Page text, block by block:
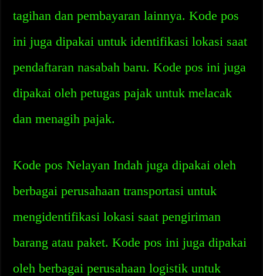
tagihan dan pembayaran lainnya. Kode pos
ini juga dipakai untuk identifikasi lokasi saat
pendaftaran nasabah baru. Kode pos ini juga
dipakai oleh petugas pajak untuk melacak
dan menagih pajak.
Kode pos Nelayan Indah juga dipakai oleh
berbagai perusahaan transportasi untuk
mengidentifikasi lokasi saat pengiriman
barang atau paket. Kode pos ini juga dipakai
oleh berbagai perusahaan logistik untuk